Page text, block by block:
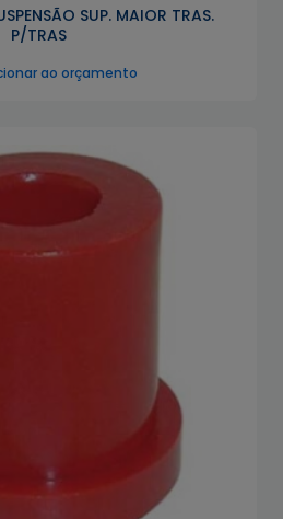
SUP. MAIOR TRAS.
P/TRAS
ao orçamento